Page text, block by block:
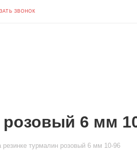
ЗВОНОК
розовый 6 мм
резинке турмалин розовый 6 мм 10-96